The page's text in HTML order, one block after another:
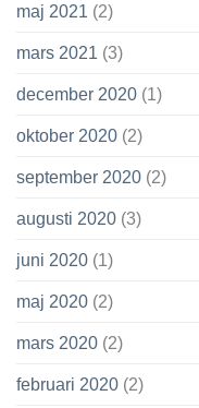
maj 2021 (2)
mars 2021 (3)
december 2020 (1)
oktober 2020 (2)
september 2020 (2)
augusti 2020 (3)
juni 2020 (1)
maj 2020 (2)
mars 2020 (2)
februari 2020 (2)